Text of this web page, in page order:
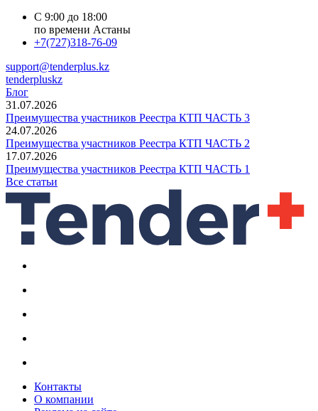
С 9:00 до 18:00
по времени Астаны
+7(727)318-76-09
support@tenderplus.kz
tenderpluskz
Блог
31.07.2026
Преимущества участников Реестра КТП ЧАСТЬ 3
24.07.2026
Преимущества участников Реестра КТП ЧАСТЬ 2
17.07.2026
Преимущества участников Реестра КТП ЧАСТЬ 1
Все статьи
Контакты
О компании